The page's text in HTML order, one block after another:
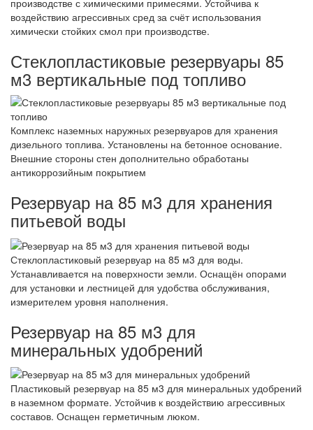
производстве с химическими примесями. Устойчива к
воздействию агрессивных сред за счёт использования
химически стойких смол при производстве.
Стеклопластиковые резервуары 85
м3 вертикальные под топливо
Комплекс наземных наружных резервуаров для хранения
дизельного топлива. Установлены на бетонное основание.
Внешние стороны стен дополнительно обработаны
антикоррозийным покрытием
Резервуар на 85 м3 для хранения
питьевой воды
Стеклопластиковый резервуар на 85 м3 для воды.
Устанавливается на поверхности земли. Оснащён опорами
для установки и лестницей для удобства обслуживания,
измерителем уровня наполнения.
Резервуар на 85 м3 для
минеральных удобрений
Пластиковый резервуар на 85 м3 для минеральных удобрений
в наземном формате. Устойчив к воздействию агрессивных
составов. Оснащен герметичным люком.